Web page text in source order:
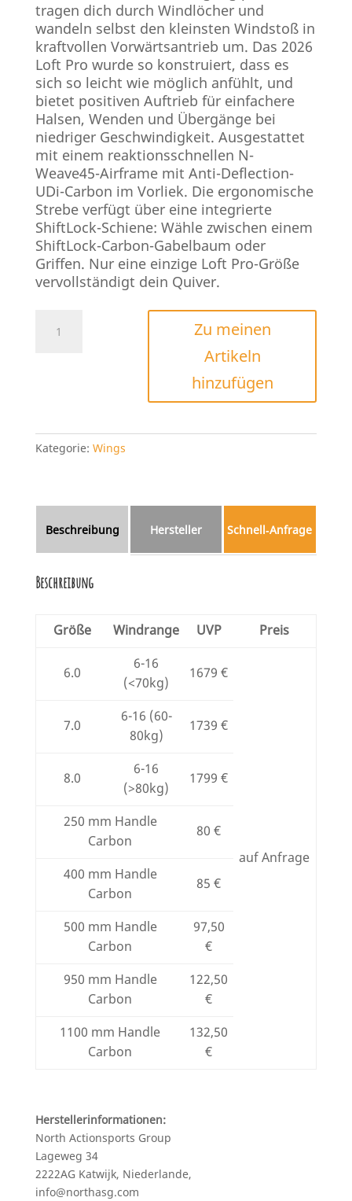
tragen dich durch Windlöcher und
wandeln selbst den kleinsten Windstoß in
kraftvollen Vorwärtsantrieb um. Das 2026
Loft Pro wurde so konstruiert, dass es
sich so leicht wie möglich anfühlt, und
bietet positiven Auftrieb für einfachere
Halsen, Wenden und Übergänge bei
niedriger Geschwindigkeit. Ausgestattet
mit einem reaktionsschnellen N-
Weave45-Airframe mit Anti-Deflection-
UDi-Carbon im Vorliek. Die ergonomische
Strebe verfügt über eine integrierte
ShiftLock-Schiene: Wähle zwischen einem
ShiftLock-Carbon-Gabelbaum oder
Griffen. Nur eine einzige Loft Pro-Größe
vervollständigt dein Quiver.
Zu meinen
Artikeln
hinzufügen
Kategorie: Wings
Beschreibung Hersteller Schnell‑Anfrage
Beschreibung
Größe Windrange UVP Preis
6.0
6-16
(<70kg)
1679 €
auf Anfrage
7.0
6-16 (60-
80kg)
1739 €
8.0
6-16
(>80kg)
1799 €
250 mm Handle
Carbon
80 €
400 mm Handle
Carbon
85 €
500 mm Handle
Carbon
97,50
€
950 mm Handle
Carbon
122,50
€
1100 mm Handle
Carbon
132,50
€
Herstellerinformationen:
North Actionsports Group
Lageweg 34
2222AG Katwijk, Niederlande,
info@northasg.com